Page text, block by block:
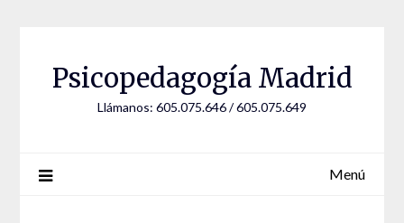
Psicopedagogía Madrid
Llámanos: 605.075.646 / 605.075.649
Menú